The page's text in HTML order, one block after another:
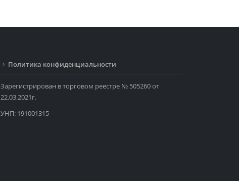
Политика конфиденциальности
Зарегистрирован в торговом реестре № 505260 от
22.03.2021г.
УНП: 191001315